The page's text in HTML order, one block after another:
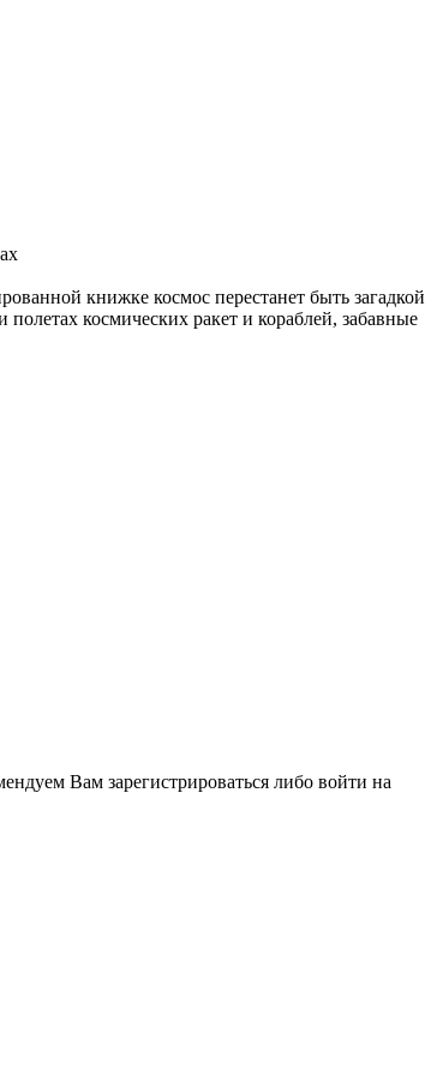
книжке космос перестанет быть загадкой
космических ракет и кораблей, забавные
Вам зарегистрироваться либо войти на